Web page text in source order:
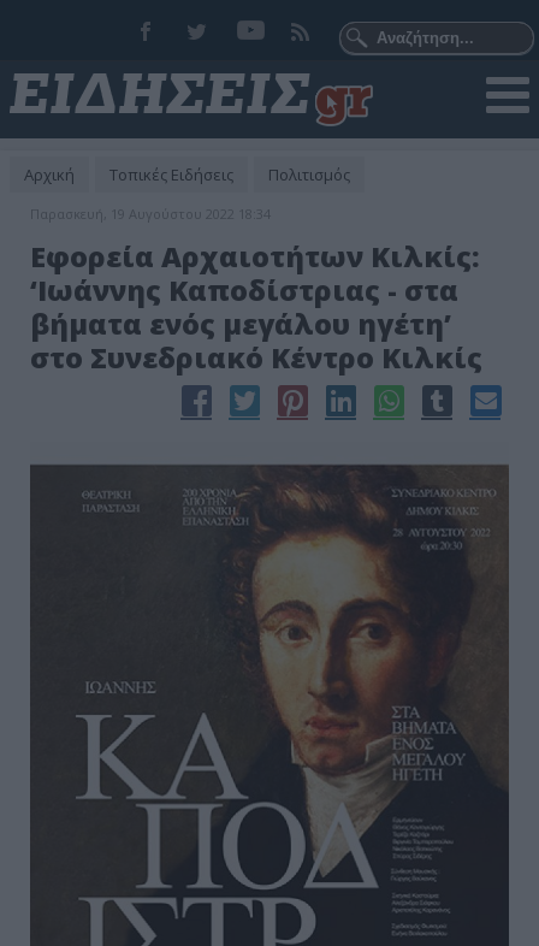
Αρχική Τοπικές Ειδήσεις Πολιτισμός
Παρασκευή, 19 Αυγούστου 2022 18:34
Εφορεία Αρχαιοτήτων Κιλκίς:
‘Ιωάννης Καποδίστριας - στα
βήματα ενός μεγάλου ηγέτη’
στο Συνεδριακό Κέντρο Κιλκίς